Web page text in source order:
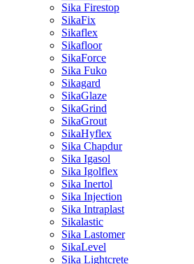
Sika Firestop
SikaFix
Sikaflex
Sikafloor
SikaForce
Sika Fuko
Sikagard
SikaGlaze
SikaGrind
SikaGrout
SikaHyflex
Sika Chapdur
Sika Igasol
Sika Igolflex
Sika Inertol
Sika Injection
Sika Intraplast
Sikalastic
Sika Lastomer
SikaLevel
Sika Lightcrete